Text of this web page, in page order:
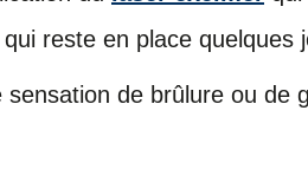
reste en place quelques
sensation de brûlure ou de